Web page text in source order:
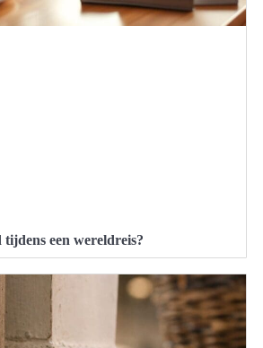
tijdens een wereldreis?